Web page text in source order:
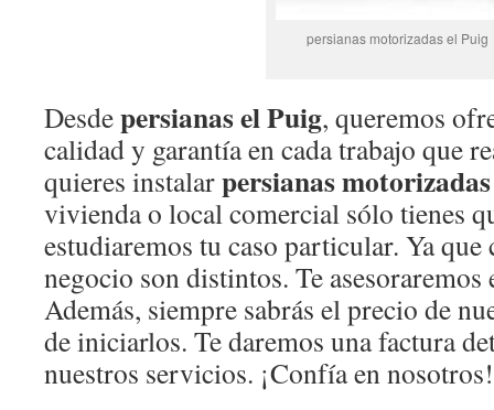
persianas motorizadas el Puig
Desdepersianas el Puig, queremos
calidad y garantía en cada trabajo que
quieres instalarpersianas
vivienda o local comercial sólo tienes
estudiaremos tu caso particular. Ya
negocio son distintos. Te
Además, siempre sabrás el precio de
de iniciarlos. Te daremos una factura
nuestros servicios. ¡Confía en nosotros!